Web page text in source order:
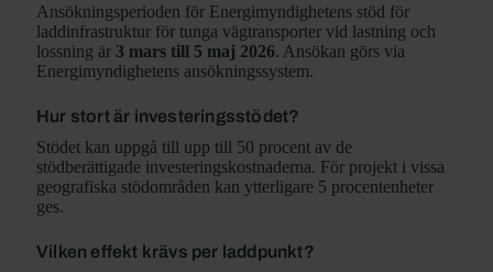
Ansökningsperioden för Energimyndighetens stöd för
laddinfrastruktur för tunga vägtransporter vid lastning och
lossning är 3 mars till 5 maj 2026. Ansökan görs via
Energimyndighetens ansökningssystem.
Hur stort är investeringsstödet?
Stödet kan uppgå till upp till 50 procent av de
stödberättigade investeringskostnaderna. För projekt i vissa
geografiska stödområden kan ytterligare 5 procentenheter
ges.
Vilken effekt krävs per laddpunkt?